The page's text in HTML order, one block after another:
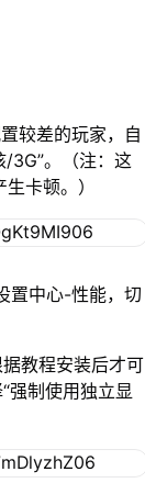
较差的玩家，自
/3G”。（注：这
卡顿。）
置中心-性能，切
教程安装后才可
强制使用独立显